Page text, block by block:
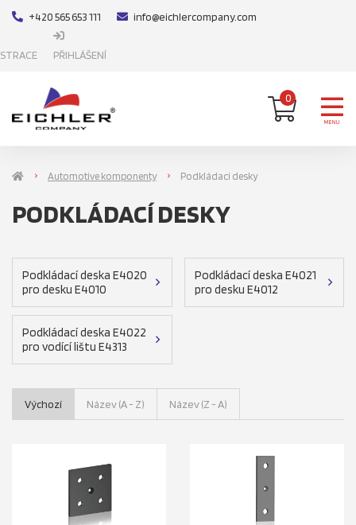
+420 565 653 111 info@eichlercompany.com
PŘIHLÁŠENÍ
0
MENU
Automotive komponenty Podkládací desky
PODKLÁDACÍ DESKY
Podkládací deska E4020
pro desku E4010
Podkládací deska E4021
pro desku E4012
Podkládací deska E4022
pro vodící lištu E4313
Výchozí Název (A - Z) Název (Z - A)